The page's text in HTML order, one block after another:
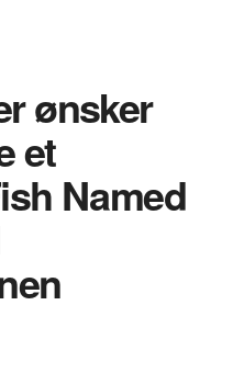
ønsker
et
Named